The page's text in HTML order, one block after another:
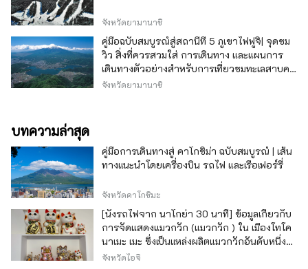
จังหวัดยามานาชิ
คู่มือฉบับสมบูรณ์สู่สถานีที่ 5 ภูเขาไฟฟูจิ| จุดชม
วิว สิ่งที่ควรสวมใส่ การเดินทาง และแผนการ
เดินทางตัวอย่างสำหรับการเที่ยวชมทะเลสาบคา
วากุจิ
จังหวัดยามานาชิ
บทความล่าสุด
คู่มือการเดินทางสู่ คาโกชิม่า ฉบับสมบูรณ์ | เส้น
ทางแนะนำโดยเครื่องบิน รถไฟ และเรือเฟอร์รี่
จังหวัดคาโกชิมะ
[นั่งรถไฟจาก นาโกย่า 30 นาที] ข้อมูลเกี่ยวกับ
การจัดแสดงแมวกวัก (แมวกวัก ) ใน เมืองโทโค
นาเมะ เมะ ซึ่งเป็นแหล่งผลิตแมวกวักอันดับหนึ่ง
ของญี่ปุ่น
จังหวัดไอจิ